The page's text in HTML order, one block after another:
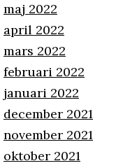
maj 2022
april 2022
mars 2022
februari 2022
januari 2022
december 2021
november 2021
oktober 2021